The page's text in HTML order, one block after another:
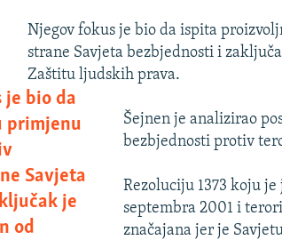
Njegov fokus je bio da ispita
strane Savjeta bezbjednosti i
Zaštitu ljudskih prava.
je bio da
primjenu
Savjeta
je
od
Šejnen je analizirao
bezbjednosti protiv
Rezoluciju 1373 koju
septembra 2001 i
značajana jer je